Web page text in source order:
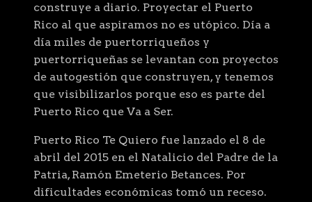
construye a diario. Proyectar el Puerto
Rico al que aspiramos no es utópico. Día a
día miles de puertorriqueños y
puertorriqueñas se levantan con proyectos
de autogestión que construyen, y tenemos
que visibilizarlos porque eso es parte del
Puerto Rico que Va a Ser.
Puerto Rico Te Quiero fue lanzado el 8 de
abril del 2015 en el Natalicio del Padre de la
Patria, Ramón Emeterio Betances. Por
dificultades económicas tomó un receso.